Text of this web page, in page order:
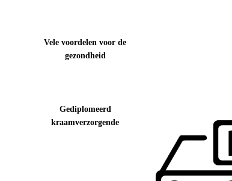
Vele voordelen voor de
gezondheid
Gediplomeerd
kraamverzorgende